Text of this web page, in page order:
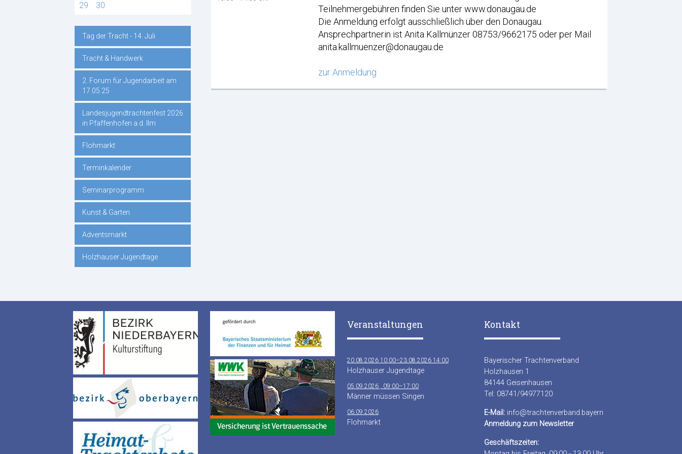
Teilnehmergebühren finden Sie unter www.donaugau.de
Die Anmeldung erfolgt ausschließlich über den Donaugau.
Ansprechpartnerin ist Anita Kallmünzer 08753/9662175 oder per Mail
anita.kallmuenzer@donaugau.de
zur Anmeldung
29
30
Navigation
überspringen
Tag der Tracht - 14. Juli
Tracht & Handwerk
2. Forum für Jugendarbeit am
17.05.25
Landesjugendtrachtenfest 2026
in Pfaffenhofen a.d. Ilm
Flohmarkt
Terminkalender
Seminarprogramm
Kunst & Garten
Adventsmarkt
Holzhauser Jugendtage
Veranstaltungen
20.08.2026 10:00–23.08.2026 14:00
Holzhauser Jugendtage
05.09.2026 , 09:00–17:00
Männer müssen Singen
06.09.2026
Flohmarkt
Kontakt
Bayerischer Trachtenverband
Holzhausen 1
84144 Geisenhausen
Tel: 08741/94977120
E-Mail: info@trachtenverband.bayern
Anmeldung zum Newsletter
Geschäftszeiten: